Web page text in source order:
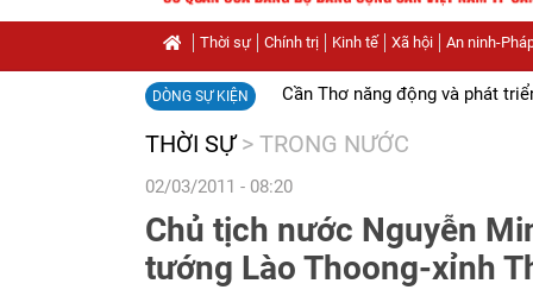
Thời sự Chính trị Kinh tế Xã hội An ninh-
DÒNG SỰ KIỆN Cần Thơ năng động và phát
THỜI SỰ > TRONG NƯỚC
02/03/2011 - 08:20
Chủ tịch nước Nguyễn
tướng Lào Thoong-xỉnh